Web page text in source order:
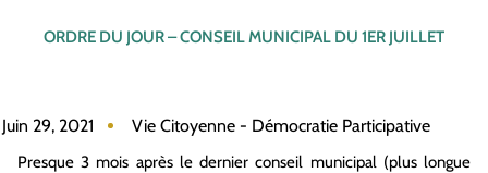
ORDRE DU JOUR – CONSEIL MUNICIPAL DU 1ER JUILLET
Juin 29, 2021 Vie Citoyenne - Démocratie Participative
Presque 3 mois après le dernier conseil municipal (plus longue